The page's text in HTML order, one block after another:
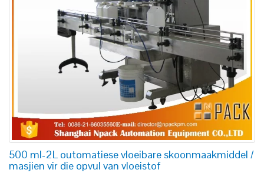
500 ml-2L outomatiese vloeibare skoonmaakmiddel /
masjien vir die opvul van vloeistof